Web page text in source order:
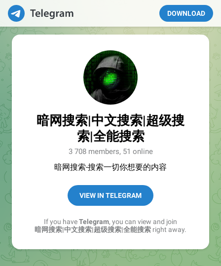
DOWNLOAD
暗网搜索|中文搜索|超级搜
索|全能搜索
3 708 members, 51 online
暗网搜索-搜索一切你想要的内容
VIEW IN TELEGRAM
If you haveTelegram, you can view and join
暗网搜索|中文搜索|超级搜索|全能搜索 right away.